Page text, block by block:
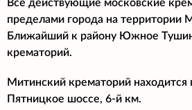
Все действующие московские
пределами города на территории
Ближайший к району Южное
крематорий.
Митинский крематорий находится
Пятницкое шоссе, 6-й км.